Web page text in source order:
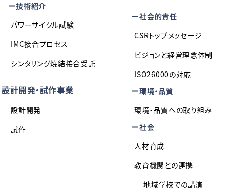
技術紹介
パワーサイクル試験
IMC接合プロセス
シンタリング焼結接合受託
設計開発・試作事業
設計開発
試作
社会的責任
CSRトップメッセージ
ビジョンと経営理念体制
ISO26000の対応
環境・品質
環境・品質への取り組み
社会
人材育成
教育機関との連携
地域学校での講演